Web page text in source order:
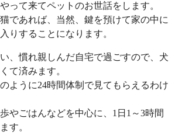
って来てペットのお世話をします。
であれば、当然、鍵を預けて家の中に
りすることになります。
、慣れ親しんだ自宅で過ごすので、犬
て済みます。
ように24時間体制で見てもらえるわけ
やごはんなどを中心に、1日1～3時間
す。